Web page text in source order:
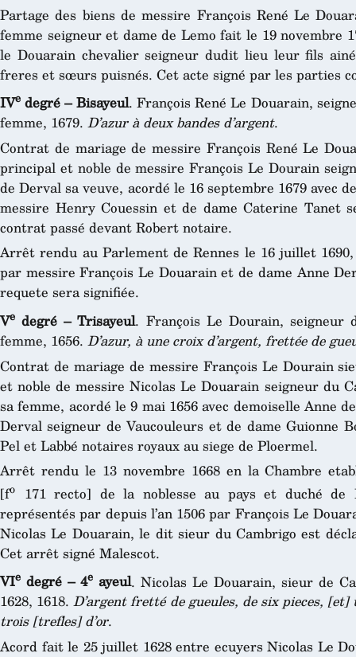
Partage des biens de messire François René Le
femme seigneur et dame de Lemo fait le 19 novembre
le Douarain chevalier seigneur dudit lieu leur fils
freres et sœurs puisnés. Cet acte signé par les parties
IVe degré – Bisayeul. François René Le Douarain,
femme, 1679. D’azur à deux bandes d’argent.
Contrat de mariage de messire François René Le
principal et noble de messire François Le Dourain
de Derval sa veuve, acordé le 16 septembre 1679 avec
messire Henry Couessin et de dame Caterine Tanet
contrat passé devant Robert notaire.
Arrêt rendu au Parlement de Rennes le 16 juillet
par messire François Le Douarain et de dame Anne
requete sera signifiée.
Ve degré – Trisayeul. François Le Dourain, seigneur
femme, 1656. D’azur, à une croix d’argent, frettée de
Contrat de mariage de messire François Le Dourain
et noble de messire Nicolas Le Douarain seigneur du
sa femme, acordé le 9 mai 1656 avec demoiselle Anne
Derval seigneur de Vaucouleurs et de dame Guionne
Pel et Labbé notaires royaux au siege de Ploermel.
Arrêt rendu le 13 novembre 1668 en la Chambre
[fo 171 recto] de la noblesse au pays et duché
représentés par depuis l’an 1506 par François Le
Nicolas Le Douarain, le dit sieur du Cambrigo est
Cet arrêt signé Malescot.
VIe degré – 4e ayeul. Nicolas Le Douarain, sieur de
1628, 1618.D’argent fretté de gueules, de six pieces,
trois [trefles] d’or.
Acord fait le 25 juillet 1628 entre ecuyers Nicolas Le